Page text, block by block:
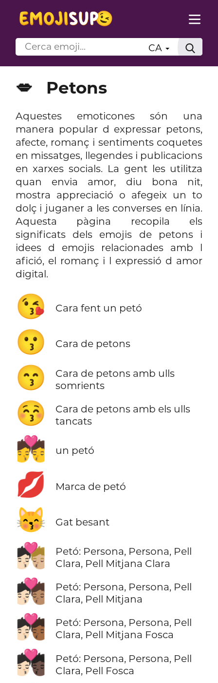
CA
💋 Petons
Aquestes emoticones són una
manera popular d expressar petons,
afecte, romanç i sentiments coquetes
en missatges, llegendes i publicacions
en xarxes socials. La gent les utilitza
quan envia amor, diu bona nit,
mostra appreciació o afegeix un to
dolç i juganer a les converses en línia.
Aquesta pàgina recopila els
significats dels emojis de petons i
idees d emojis relacionades amb l
afició, el romanç i l expressió d amor
digital.
😘 Cara fent un petó
😗 Cara de petons
😙
Cara de petons amb ulls
somrients
😚
Cara de petons amb els ulls
tancats
💏 un petó
💋 Marca de petó
😽 Gat besant
🧑🏻‍❤️‍💋‍🧑🏼
Petó: Persona, Persona, Pell
Clara, Pell Mitjana Clara
🧑🏻‍❤️‍💋‍🧑🏽
Petó: Persona, Persona, Pell
Clara, Pell Mitjana
🧑🏻‍❤️‍💋‍🧑🏾
Petó: Persona, Persona, Pell
Clara, Pell Mitjana Fosca
🧑🏻‍❤️‍💋‍🧑🏿
Petó: Persona, Persona, Pell
Clara, Pell Fosca